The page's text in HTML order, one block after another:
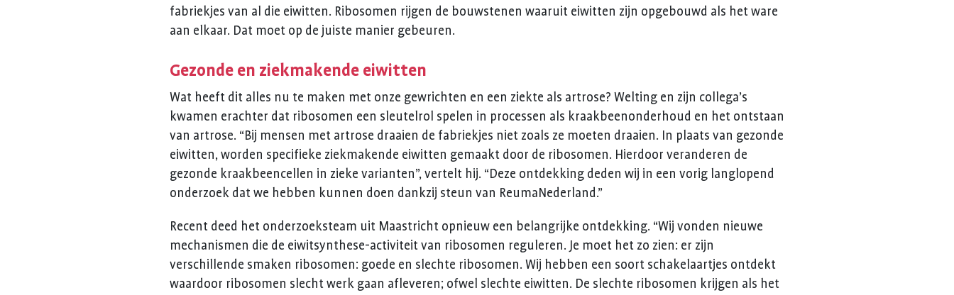
fabriekjes van al die eiwitten. Ribosomen rijgen de bouwstenen waaruit eiwitten zijn opgebouwd als het ware
aan elkaar. Dat moet op de juiste manier gebeuren.
Gezonde en ziekmakende eiwitten
Wat heeft dit alles nu te maken met onze gewrichten en een ziekte als artrose? Welting en zijn collega’s
kwamen erachter dat ribosomen een sleutelrol spelen in processen als kraakbeenonderhoud en het ontstaan
van artrose. “Bij mensen met artrose draaien de fabriekjes niet zoals ze moeten draaien. In plaats van gezonde
eiwitten, worden specifieke ziekmakende eiwitten gemaakt door de ribosomen. Hierdoor veranderen de
gezonde kraakbeencellen in zieke varianten”, vertelt hij. “Deze ontdekking deden wij in een vorig langlopend
onderzoek dat we hebben kunnen doen dankzij steun van ReumaNederland.”
Recent deed het onderzoeksteam uit Maastricht opnieuw een belangrijke ontdekking. “Wij vonden nieuwe
mechanismen die de eiwitsynthese-activiteit van ribosomen reguleren. Je moet het zo zien: er zijn
verschillende smaken ribosomen: goede en slechte ribosomen. Wij hebben een soort schakelaartjes ontdekt
waardoor ribosomen slecht werk gaan afleveren; ofwel slechte eiwitten. De slechte ribosomen krijgen als het